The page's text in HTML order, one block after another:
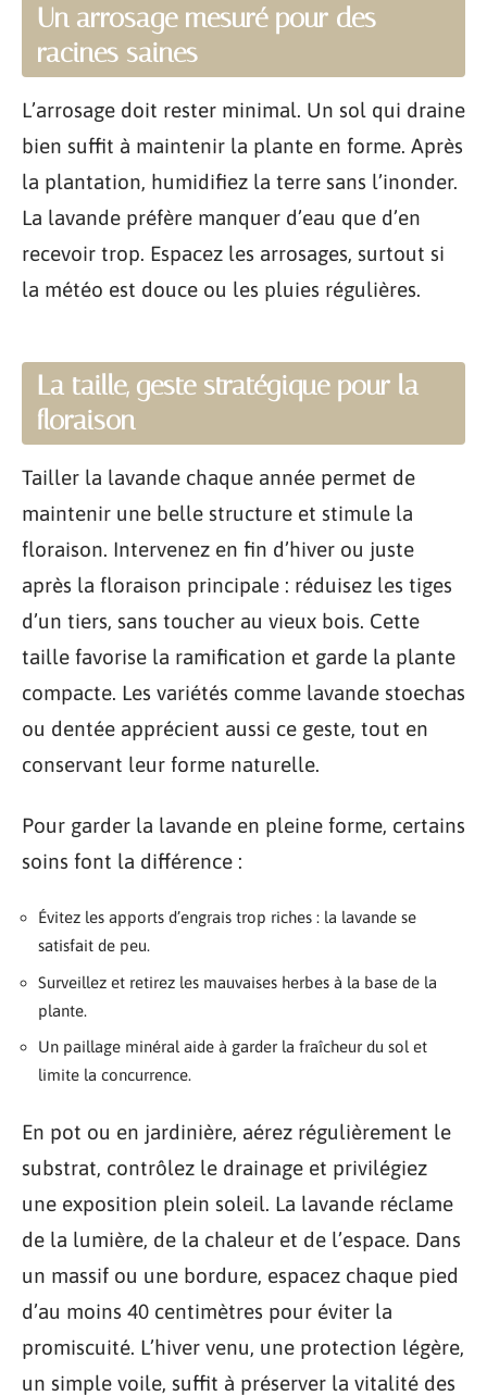
Un arrosage mesuré pour des
racines saines
L’arrosage doit rester minimal. Un sol qui draine
bien suffit à maintenir la plante en forme. Après
la plantation, humidifiez la terre sans l’inonder.
La lavande préfère manquer d’eau que d’en
recevoir trop. Espacez les arrosages, surtout si
la météo est douce ou les pluies régulières.
La taille, geste stratégique pour la
floraison
Tailler la lavande chaque année permet de
maintenir une belle structure et stimule la
floraison. Intervenez en fin d’hiver ou juste
après la floraison principale : réduisez les tiges
d’un tiers, sans toucher au vieux bois. Cette
taille favorise la ramification et garde la plante
compacte. Les variétés comme lavande stoechas
ou dentée apprécient aussi ce geste, tout en
conservant leur forme naturelle.
Pour garder la lavande en pleine forme, certains
soins font la différence :
Évitez les apports d’engrais trop riches : la lavande se
satisfait de peu.
Surveillez et retirez les mauvaises herbes à la base de la
plante.
Un paillage minéral aide à garder la fraîcheur du sol et
limite la concurrence.
En pot ou en jardinière, aérez régulièrement le
substrat, contrôlez le drainage et privilégiez
une exposition plein soleil. La lavande réclame
de la lumière, de la chaleur et de l’espace. Dans
un massif ou une bordure, espacez chaque pied
d’au moins 40 centimètres pour éviter la
promiscuité. L’hiver venu, une protection légère,
un simple voile, suffit à préserver la vitalité des